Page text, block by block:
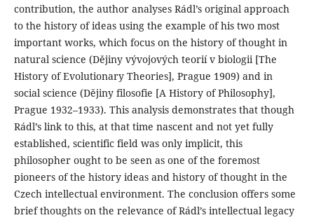
contribution, the author analyses Rádl’s original approach
to the history of ideas using the example of his two most
important works, which focus on the history of thought in
natural science (Dějiny vývojových teorií v biologii [The
History of Evolutionary Theories], Prague 1909) and in
social science (Dějiny filosofie [A History of Philosophy],
Prague 1932–1933). This analysis demonstrates that though
Rádl’s link to this, at that time nascent and not yet fully
established, scientific field was only implicit, this
philosopher ought to be seen as one of the foremost
pioneers of the history ideas and history of thought in the
Czech intellectual environment. The conclusion offers some
brief thoughts on the relevance of Rádl’s intellectual legacy